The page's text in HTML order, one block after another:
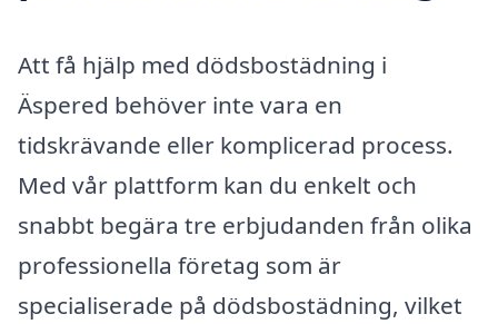
Att få hjälp med dödsbostädning i
Äspered behöver inte vara en
tidskrävande eller komplicerad process.
Med vår plattform kan du enkelt och
snabbt begära tre erbjudanden från olika
professionella företag som är
specialiserade på dödsbostädning, vilket